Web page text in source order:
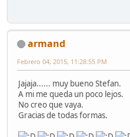
armand
Febrero 04, 2015, 11:28:55 PM
Jajaja...... muy bueno Stefan.
A mi me queda un poco lejos.
No creo que vaya.
Gracias de todas formas.